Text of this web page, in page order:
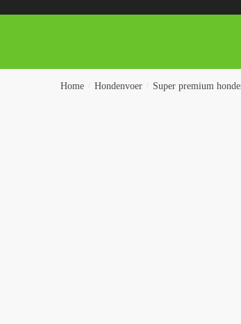
Home Hondenvoer Super premium